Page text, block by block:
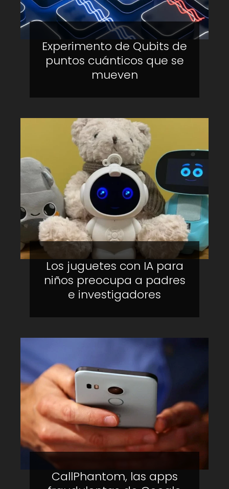
Experimento de Qubits de
puntos cuánticos que se
mueven
Los juguetes con IA para
niños preocupa a padres
e investigadores
CallPhantom, las apps